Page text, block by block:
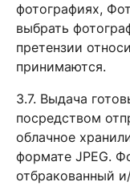
фотографиях,
выбрать
претензии
принимаются.
3.7. Выдача
посредством
облачное
формате JPEG.
отбракованный